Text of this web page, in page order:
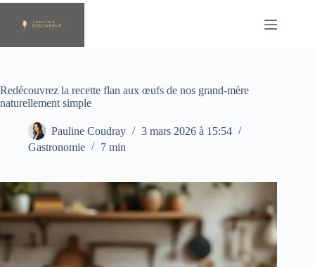
Passer
contenu
Redécouvrez la recette flan aux œufs de nos grand-mère
naturellement simple
Pauline Coudray
3 mars 2026 à 15:54
Gastronomie
7 min